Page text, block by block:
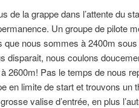
de la grappe dans l’attente du
Un groupe de pilote
nous sommes à 2400m
disparait, nous coulons
2600m! Pas le temps de nous
en limite de start et trouvons un
valise d’entrée, en plus